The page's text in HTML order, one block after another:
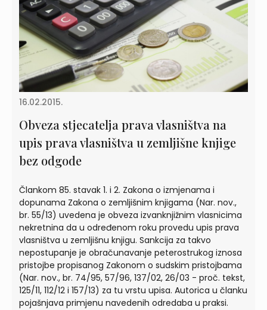
16.02.2015.
Obveza stjecatelja prava vlasništva na
upis prava vlasništva u zemljišne knjige
bez odgode
Člankom 85. stavak 1. i 2. Zakona o izmjenama i
dopunama Zakona o zemljišnim knjigama (Nar. nov.,
br. 55/13) uvedena je obveza izvanknjižnim vlasnicima
nekretnina da u određenom roku provedu upis prava
vlasništva u zemljišnu knjigu. Sankcija za takvo
nepostupanje je obračunavanje peterostrukog iznosa
pristojbe propisanog Zakonom o sudskim pristojbama
(Nar. nov., br. 74/95, 57/96, 137/02, 26/03 - proč. tekst,
125/11, 112/12 i 157/13) za tu vrstu upisa. Autorica u članku
pojašnjava primjenu navedenih odredaba u praksi.